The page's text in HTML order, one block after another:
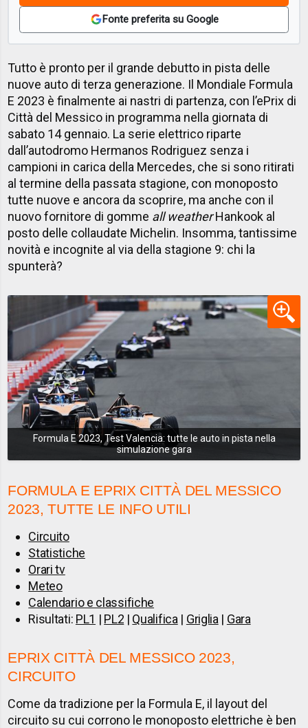
Fonte preferita su Google
Tutto è pronto per il grande debutto in pista delle
nuove auto di terza generazione. Il Mondiale Formula
E 2023 è finalmente ai nastri di partenza, con l’ePrix di
Città del Messico in programma nella giornata di
sabato 14 gennaio. La serie elettrico riparte
dall’autodromo Hermanos Rodriguez senza i
campioni in carica della Mercedes, che si sono ritirati
al termine della passata stagione, con monoposto
tutte nuove e ancora da scoprire, ma anche con il
nuovo fornitore di gomme all weatherHankook al
posto delle collaudate Michelin. Insomma, tantissime
novità e incognite al via della stagione 9: chi la
spunterà?
Formula E 2023, Test Valencia: tutte le auto in pista nella
simulazione gara
FORMULA E EPRIX CITTÀ DEL MESSICO
2023, TUTTE LE INFO UTILI
Circuito
Statistiche
Orari tv
Meteo
Calendario e classifiche
Risultati: PL1 | PL2 | Qualifica | Griglia | Gara
EPRIX CITTÀ DEL MESSICO 2023,
CIRCUITO
Come da tradizione per la Formula E, il layout del
circuito su cui corrono le monoposto elettriche è ben